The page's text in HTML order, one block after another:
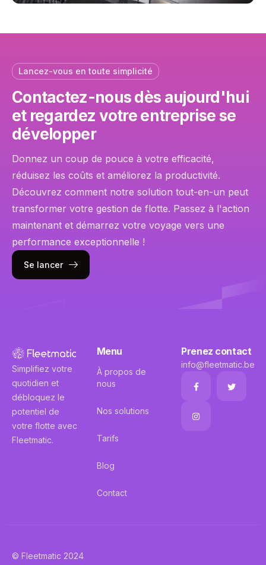
Lancez-vous en toute simplicité
Contactez-nous dès aujourd'hui
et regardez votre entreprise se
développer
Donnez un coup de pouce à votre efficacité,
réduisez les coûts et améliorez la productivité.
Découvrez comment notre solution tout-en-un peut
transformer votre gestion de flotte. Passez à l'action
maintenant et démarrez votre voyage vers une
performance exceptionnelle !
Se lancer
Simplifiez votre
quotidien et
débloquez le
potentiel de
votre flotte avec
Fleetmatic.
Menu
À propos de
nous
Nos solutions
Tarifs
Blog
Contact
Prenez contact
info@fleetmatic.be
© Fleetmatic 2024